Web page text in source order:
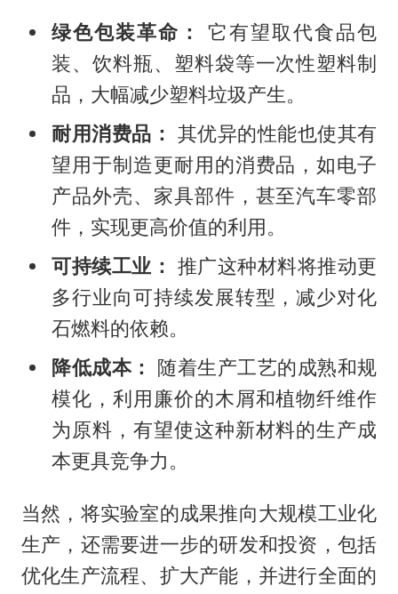
绿色包装革命：
它有望取代食品包
装、饮料瓶、塑料袋等一次性塑料制
品，大幅减少塑料垃圾产生。
耐用消费品：
其优异的性能也使其有
望用于制造更耐用的消费品，如电子
产品外壳、家具部件，甚至汽车零部
件，实现更高价值的利用。
可持续工业：
推广这种材料将推动更
多行业向可持续发展转型，减少对化
石燃料的依赖。
降低成本：
随着生产工艺的成熟和规
模化，利用廉价的木屑和植物纤维作
为原料，有望使这种新材料的生产成
本更具竞争力。
当然，将实验室的成果推向大规模工业化
生产，还需要进一步的研发和投资，包括
优化生产流程、扩大产能，并进行全面的